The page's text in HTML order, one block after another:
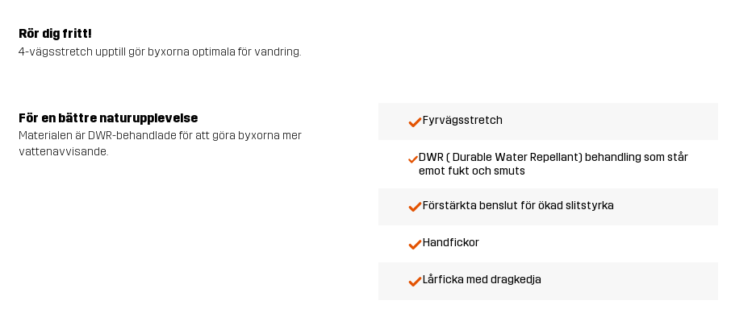
Rör dig fritt!
4-vägsstretch upptill gör byxorna optimala för vandring.
För en bättre naturupplevelse
Materialen är DWR-behandlade för att göra byxorna mer
vattenavvisande.
Fyrvägsstretch
DWR ( Durable Water Repellant) behandling som står
emot fukt och smuts
Förstärkta benslut för ökad slitstyrka
Handfickor
Lårficka med dragkedja